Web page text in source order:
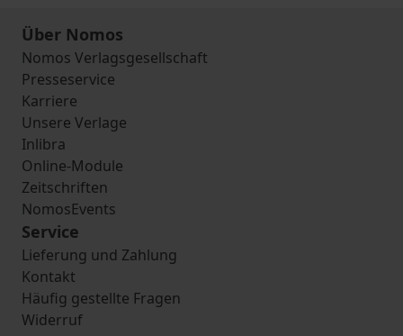
Über Nomos
Nomos Verlagsgesellschaft
Presseservice
Karriere
Unsere Verlage
Inlibra
Online-Module
Zeitschriften
NomosEvents
Service
Lieferung und Zahlung
Kontakt
Häufig gestellte Fragen
Widerruf